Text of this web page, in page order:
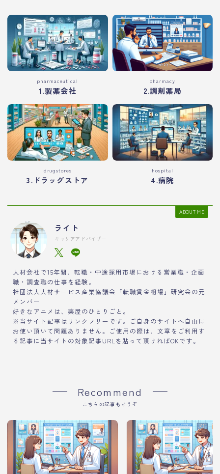
pharmaceutical
1.製薬会社
pharmacy
2.調剤薬局
drugstores
3.ドラッグストア
hospital
4.病院
ABOUT ME
ライト
キャリアアドバイザー
人材会社で15年間、転職・中途採用市場における営業職・企画
職・調査職の仕事を経験。
社団法人人材サービス産業協議会「転職賃金相場」研究会の元
メンバー
好きなアニメは、薬屋のひとりごと。
※当サイト記事はリンクフリーです。ご自身のサイトへ自由に
お使い頂いて問題ありません。ご使用の際は、文章をご利用す
る記事に当サイトの対象記事URLを貼って頂ければOKです。
Recommend
こちらの記事もどうぞ